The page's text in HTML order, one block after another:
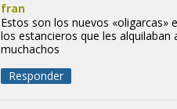
fran
Estos son los nuevos «oligarcas»
los estancieros que les
muchachos
Responder